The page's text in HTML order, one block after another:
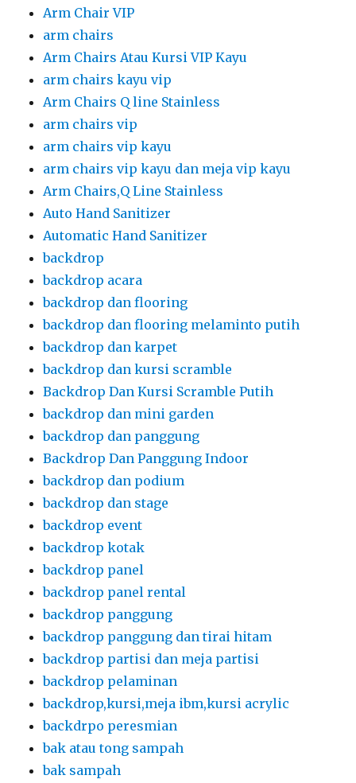
Arm Chair VIP
arm chairs
Arm Chairs Atau Kursi VIP Kayu
arm chairs kayu vip
Arm Chairs Q line Stainless
arm chairs vip
arm chairs vip kayu
arm chairs vip kayu dan meja vip kayu
Arm Chairs,Q Line Stainless
Auto Hand Sanitizer
Automatic Hand Sanitizer
backdrop
backdrop acara
backdrop dan flooring
backdrop dan flooring melaminto putih
backdrop dan karpet
backdrop dan kursi scramble
Backdrop Dan Kursi Scramble Putih
backdrop dan mini garden
backdrop dan panggung
Backdrop Dan Panggung Indoor
backdrop dan podium
backdrop dan stage
backdrop event
backdrop kotak
backdrop panel
backdrop panel rental
backdrop panggung
backdrop panggung dan tirai hitam
backdrop partisi dan meja partisi
backdrop pelaminan
backdrop,kursi,meja ibm,kursi acrylic
backdrpo peresmian
bak atau tong sampah
bak sampah